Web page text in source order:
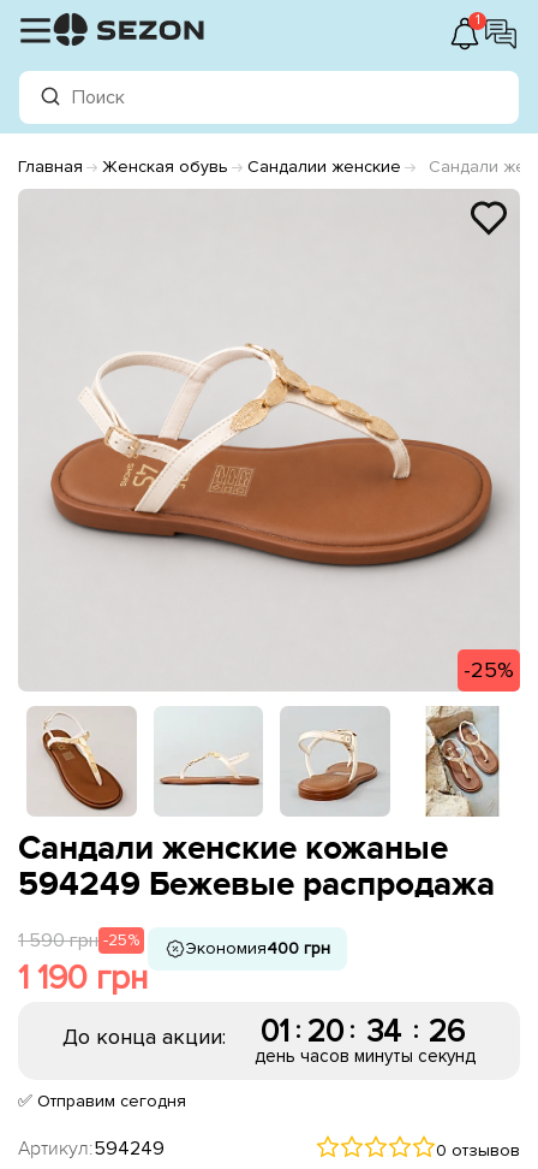
1
Главная Женская обувь Сандалии женские Сандали
-25%
Сандали женские кожаные
594249 Бежевые распродажа
1 590 грн -25%
1 190 грн
Экономия400 грн
До конца акции: 01
день
: 20
часов
: 34
минуты
: 25
секунд
✅ Отправим сегодня
Артикул:594249 0 отзывов